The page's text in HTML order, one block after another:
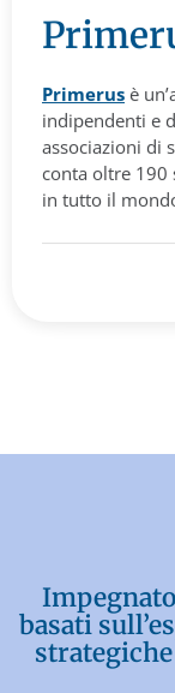
Primerus è
indipendenti e
associazioni di
conta oltre 190
in tutto il
basati